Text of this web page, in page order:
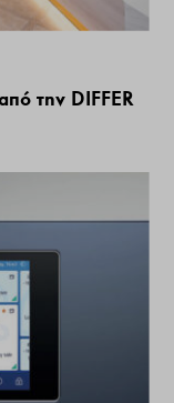
την DIFFER